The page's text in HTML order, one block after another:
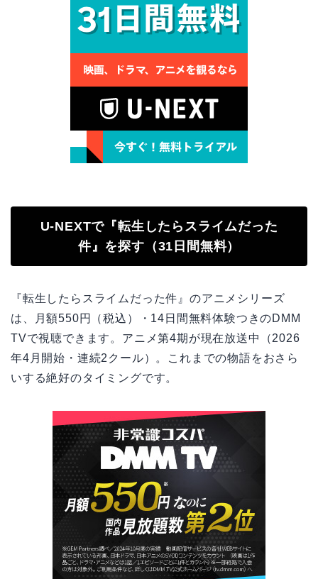
U-NEXTで『転生したらスライムだった
件』を探す（31日間無料）
『転生したらスライムだった件』のアニメシリーズ
は、月額550円（税込）・14日間無料体験つきのDMM
TVで視聴できます。アニメ第4期が現在放送中（2026
年4月開始・連続2クール）。これまでの物語をおさら
いする絶好のタイミングです。